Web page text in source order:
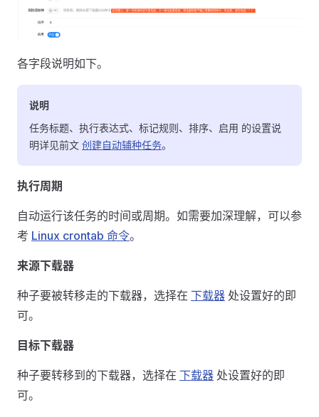
各字段说明如下。
说明
任务标题、执行表达式、标记规则、排序、启用 的设置说
明详见前文 创建自动辅种任务。
执行周期
自动运行该任务的时间或周期。如需要加深理解，可以参
考 Linux crontab 命令。
来源下载器
种子要被转移走的下载器，选择在 下载器 处设置好的即
可。
目标下载器
种子要转移到的下载器，选择在 下载器 处设置好的即
可。